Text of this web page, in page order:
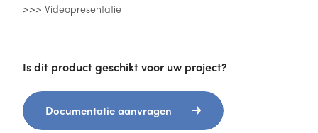
>>> Videopresentatie
Is dit product geschikt voor uw project?
Documentatie aanvragen